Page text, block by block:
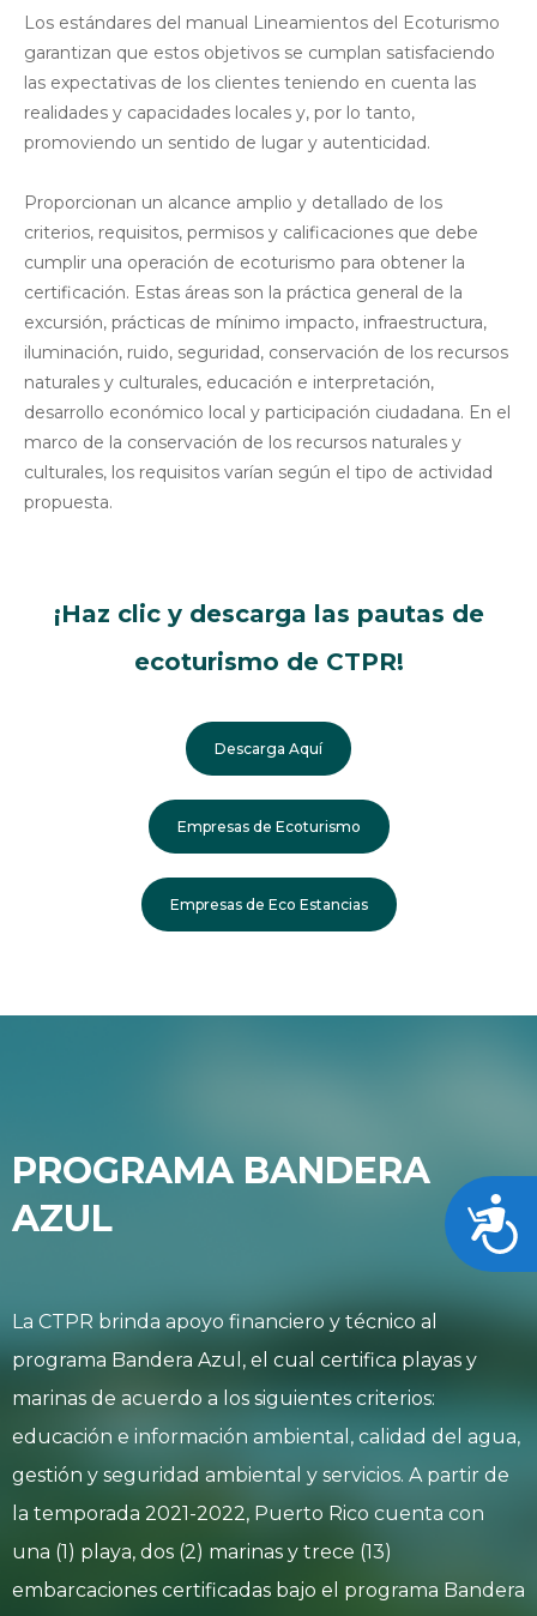
Los estándares del manual Lineamientos del Ecoturismo
garantizan que estos objetivos se cumplan satisfaciendo
las expectativas de los clientes teniendo en cuenta las
realidades y capacidades locales y, por lo tanto,
promoviendo un sentido de lugar y autenticidad.
Proporcionan un alcance amplio y detallado de los
criterios, requisitos, permisos y calificaciones que debe
cumplir una operación de ecoturismo para obtener la
certificación. Estas áreas son la práctica general de la
excursión, prácticas de mínimo impacto, infraestructura,
iluminación, ruido, seguridad, conservación de los recursos
naturales y culturales, educación e interpretación,
desarrollo económico local y participación ciudadana. En el
marco de la conservación de los recursos naturales y
culturales, los requisitos varían según el tipo de actividad
propuesta.
¡Haz clic y descarga las pautas de
ecoturismo de CTPR!
Descarga Aquí
Empresas de Ecoturismo
Empresas de Eco Estancias
PROGRAMA BANDERA
AZUL
La CTPR brinda apoyo financiero y técnico al
programa Bandera Azul, el cual certifica playas y
marinas de acuerdo a los siguientes criterios:
educación e información ambiental, calidad del agua,
gestión y seguridad ambiental y servicios. A partir de
la temporada 2021-2022, Puerto Rico cuenta con
una (1) playa, dos (2) marinas y trece (13)
embarcaciones certificadas bajo el programa Bandera